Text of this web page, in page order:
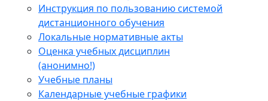
Инструкция по пользованию системой
дистанционного обучения
Локальные нормативные акты
Оценка учебных дисциплин
(анонимно!)
Учебные планы
Календарные учебные графики